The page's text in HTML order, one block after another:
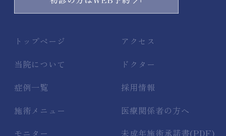
トップページ
当院について
症例一覧
施術メニュー
モニター
アクセス
ドクター
採用情報
医療関係者の方へ
未成年施術承諾書(PDF)